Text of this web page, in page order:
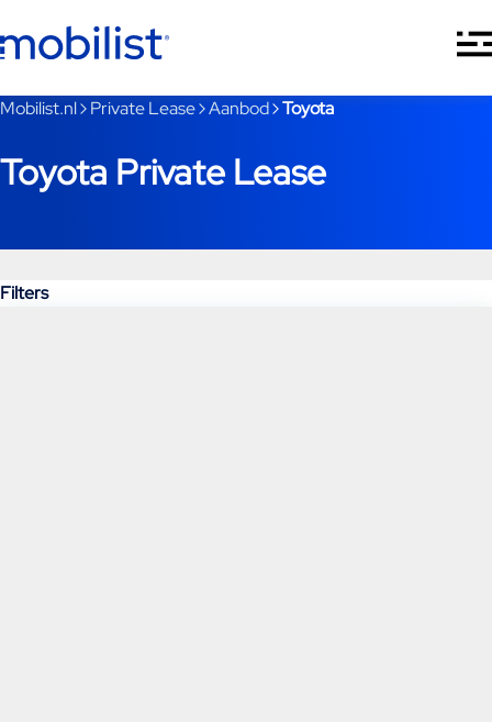
Je bent nu voorbij het hoofdmenu
Mobilist.nl Private Lease Aanbod Toyota
Toyota Private Lease
Filters